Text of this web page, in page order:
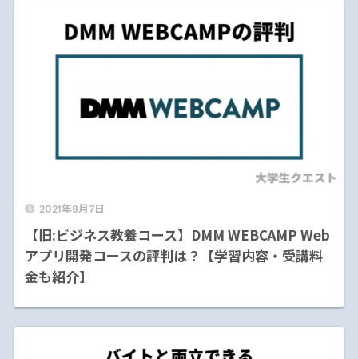
2021年8月7日
【旧:ビジネス教養コース】DMM WEBCAMP Web
アプリ開発コースの評判は？【学習内容・受講料
金も紹介】